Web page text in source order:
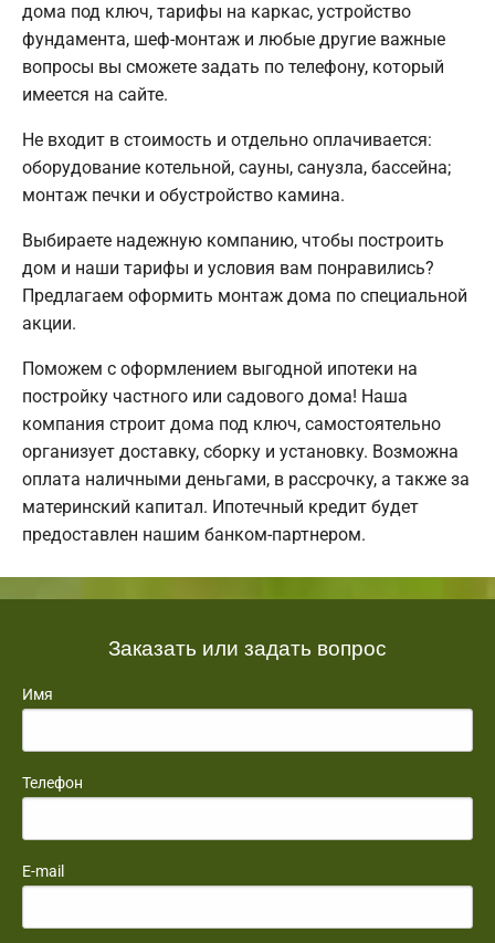
дома под ключ, тарифы на каркас, устройство
фундамента, шеф-монтаж и любые другие важные
вопросы вы сможете задать по телефону, который
имеется на сайте.
Не входит в стоимость и отдельно оплачивается:
оборудование котельной, сауны, санузла, бассейна;
монтаж печки и обустройство камина.
Выбираете надежную компанию, чтобы построить
дом и наши тарифы и условия вам понравились?
Предлагаем оформить монтаж дома по специальной
акции.
Поможем с оформлением выгодной ипотеки на
постройку частного или садового дома! Наша
компания строит дома под ключ, самостоятельно
организует доставку, сборку и установку. Возможна
оплата наличными деньгами, в рассрочку, а также за
материнский капитал. Ипотечный кредит будет
предоставлен нашим банком-партнером.
Заказать или задать вопрос
Имя
Телефон
E-mail